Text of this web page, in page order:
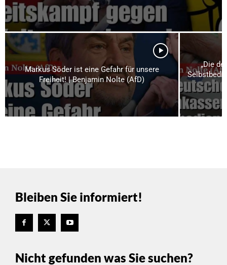
Markus Söder ist eine Gefahr für unsere
Freiheit! | Benjamin Nolte (AfD)
„Die
Bleiben Sie informiert!
Nicht gefunden was Sie suchen?